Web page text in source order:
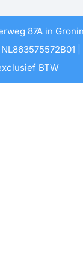
87A in
BTW